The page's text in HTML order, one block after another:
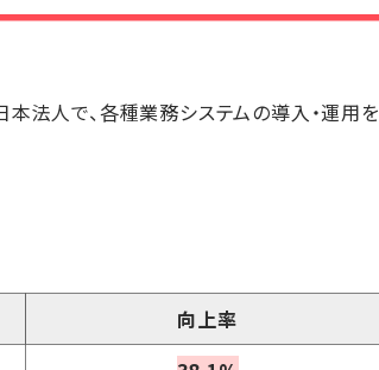
本法人で、各種業務システムの導入・運用を
向上率